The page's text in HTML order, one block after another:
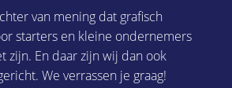
van mening dat grafisch
starters en kleine ondernemers
zijn. En daar zijn wij dan ook
We verrassen je graag!